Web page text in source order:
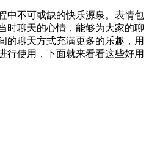
中不可或缺的快乐源泉。表情包
时聊天的心情，能够为大家的聊
的聊天方式充满更多的乐趣，用
行使用，下面就来看看这些好用